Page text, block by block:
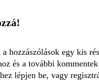
a hozzászólások egy kis
és a további kommentek
lépjen be, vagy